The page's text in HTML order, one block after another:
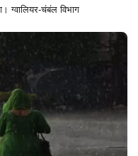
ग्वालियर-चंबंल विभाग